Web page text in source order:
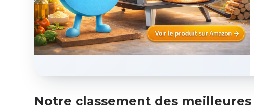
Notre classement des meilleures